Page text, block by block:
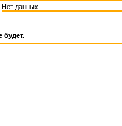
Нет данных
будет.